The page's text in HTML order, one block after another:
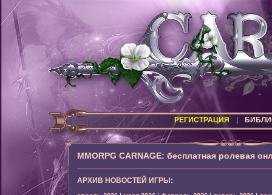
РЕГИСТРАЦИЯ
MMORPG CARNAGE: бесплатная ролевая
АРХИВ НОВОСТЕЙ ИГРЫ: